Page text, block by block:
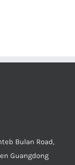
Bulan Road,
Guangdong